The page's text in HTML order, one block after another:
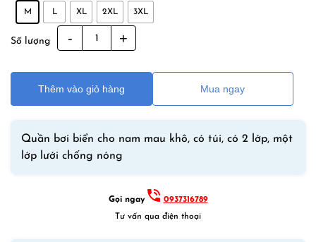
M L XL 2XL 3XL
Số lượng
Đi
Dạng
Desmiit
S609
Đỏ
Thêm vào giỏ hàng Mua ngay
Quần bơi biển cho nam mau khô, có túi, có 2 lớp, một
lớp lưới chống nóng
Gọi ngay
0937316789
Tư vấn qua điện thoại